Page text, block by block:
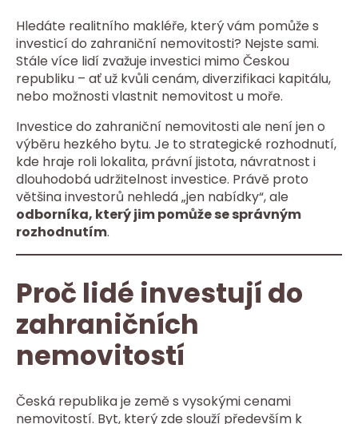
Hledáte realitního makléře, který vám pomůže s
investicí do zahraniční nemovitosti? Nejste sami.
Stále více lidí zvažuje investici mimo Českou
republiku – ať už kvůli cenám, diverzifikaci kapitálu,
nebo možnosti vlastnit nemovitost u moře.
Investice do zahraniční nemovitosti ale není jen o
výběru hezkého bytu. Je to strategické rozhodnutí,
kde hraje roli lokalita, právní jistota, návratnost i
dlouhodobá udržitelnost investice. Právě proto
většina investorů nehledá „jen nabídky“, ale
odborníka, který jim pomůže se správným
rozhodnutím.
Proč lidé investují do
zahraničních
nemovitostí
Česká republika je země s vysokými cenami
nemovitostí. Byt, který zde slouží především k